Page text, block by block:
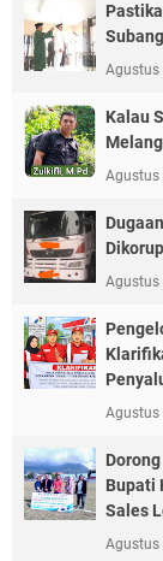
Agustus
Kalau
Agustus
Agustus
Agustus
Bupati
Sales
Agustus